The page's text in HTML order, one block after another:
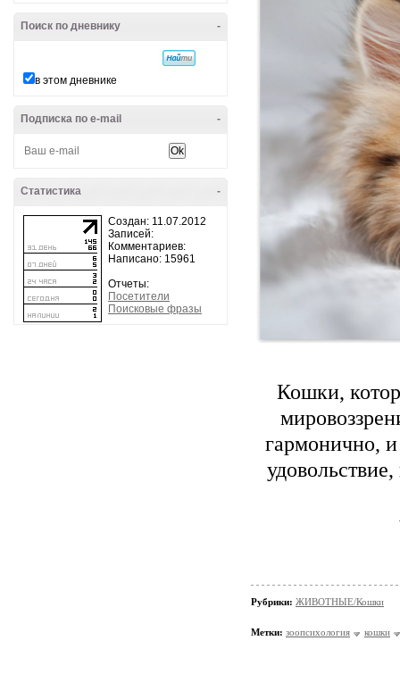
-
Поиск по дневнику
в этом дневнике
-
Подписка по e-mail
-
Статистика
Создан: 11.07.2012
Записей:
Комментариев:
Написано: 15961
Отчеты:
Посетители
Поисковые фразы
Кошки,
гармонично,
Рубрики: ЖИВОТНЫЕ/Кошки
Метки: зоопсихология кошки